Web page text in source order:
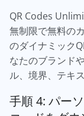
QR Codes
無制限で無料の
のダイナミック
なたのブランド
ル、境界、テキ
手順 4: パー